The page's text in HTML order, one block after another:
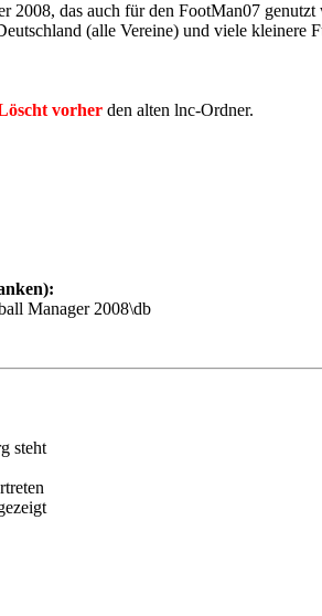
2008, das auch für den FootMan07 genutzt
(alle Vereine) und viele kleinere
vorher den alten lnc-Ordner.
Manager 2008\db
steht